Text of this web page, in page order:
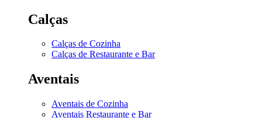
Calças
Calças de Cozinha
Calças de Restaurante e Bar
Aventais
Aventais de Cozinha
Aventais Restaurante e Bar